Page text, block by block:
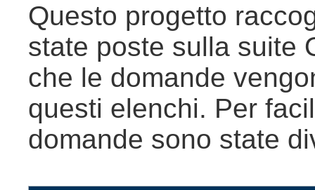
Questo progetto
state poste sulla suite
che le domande
questi elenchi. Per
domande sono state